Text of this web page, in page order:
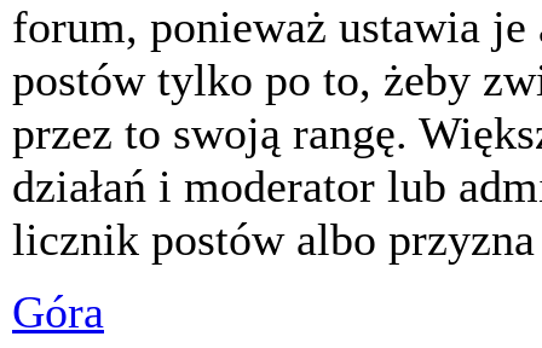
forum, ponieważ ustawia
postów tylko po to, żeby
przez to swoją rangę.
działań i moderator lub
licznik postów albo
Góra